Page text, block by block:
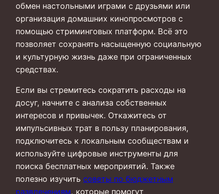
обмен настольными играми с друзьями или
организация домашних кинопросмотров с
помощью стриминговых платформ. Всё это
позволяет сохранять насыщенную социальную
и культурную жизнь даже при ограниченных
средствах.
Если вы стремитесь сократить расходы на
досуг, начните с анализа собственных
интересов и привычек. Откажитесь от
импульсивных трат в пользу планирования,
подключитесь к локальным сообществам и
используйте цифровые инструменты для
поиска бесплатных мероприятий. Также
полезно изучить советы по бюджетным
развлечениям, которые помогут